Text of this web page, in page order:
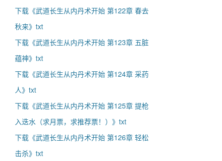
下载《武道长生从内丹术开始 第122章 春去
秋来》txt
下载《武道长生从内丹术开始 第123章 五脏
蕴神》txt
下载《武道长生从内丹术开始 第124章 采药
人》txt
下载《武道长生从内丹术开始 第125章 提枪
入迭水（求月票，求推荐票！）》txt
下载《武道长生从内丹术开始 第126章 轻松
击杀》txt